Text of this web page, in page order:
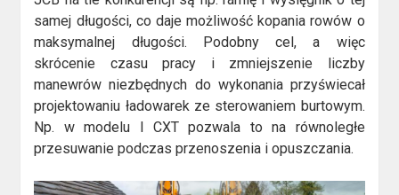
samej długości, co daje możliwość kopania rowów o
maksymalnej długości. Podobny cel, a więc
skrócenie czasu pracy i zmniejszenie liczby
manewrów niezbędnych do wykonania przyświecał
projektowaniu ładowarek ze sterowaniem burtowym.
Np. w modelu I CXT pozwala to na równoległe
przesuwanie podczas przenoszenia i opuszczania.